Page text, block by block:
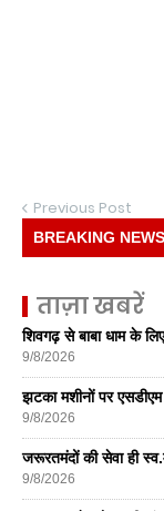
Previous Post
BREAKING
ताज़ा खबरें
शिवगढ़ से बाबा धाम के
9/8/2026
झटका मशीनों पर एसडीएम
9/8/2026
जरूरतमंदों की सेवा ही
9/8/2026